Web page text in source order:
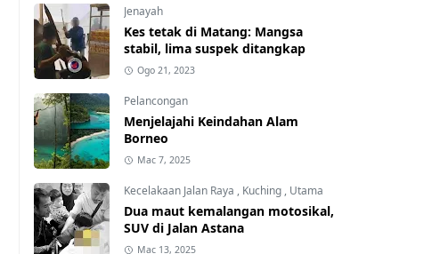
Jenayah
Kes tetak di Matang: Mangsa
stabil, lima suspek ditangkap
Ogo 21, 2023
Pelancongan
Menjelajahi Keindahan Alam
Borneo
Mac 7, 2025
Kecelakaan Jalan Raya , Kuching , Utama
Dua maut kemalangan motosikal,
SUV di Jalan Astana
Mac 13, 2025